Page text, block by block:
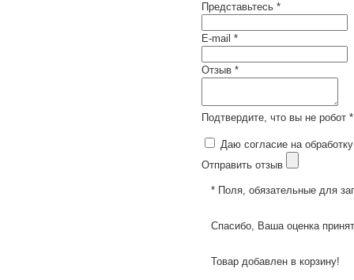
Представьтесь *
E-mail *
Отзыв *
Подтвердите, что вы не робот *
Даю согласие на
Отправить отзыв
* Поля, обязательные для
Спасибо, Ваша оценка
Товар добавлен в корзину!